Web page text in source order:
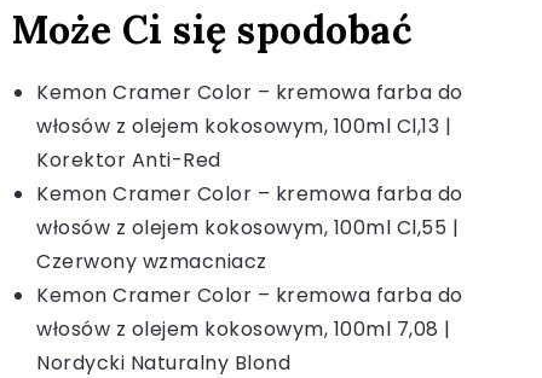
Może Ci się spodobać
Kemon Cramer Color – kremowa farba do
włosów z olejem kokosowym, 100ml Cl,13 |
Korektor Anti-Red
Kemon Cramer Color – kremowa farba do
włosów z olejem kokosowym, 100ml Cl,55 |
Czerwony wzmacniacz
Kemon Cramer Color – kremowa farba do
włosów z olejem kokosowym, 100ml 7,08 |
Nordycki Naturalny Blond